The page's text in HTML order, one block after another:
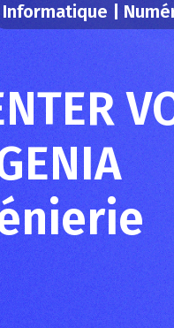
Informatique |